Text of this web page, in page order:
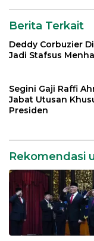
Berita Terkait
Deddy Corbuzier
Jadi Stafsus
Segini Gaji Raffi
Jabat Utusan
Presiden
Rekomendasi